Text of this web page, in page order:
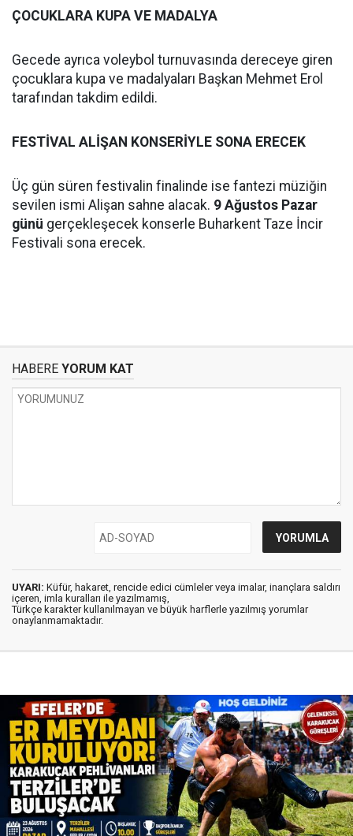
ÇOCUKLARA KUPA VE MADALYA
Gecede ayrıca voleybol turnuvasında dereceye giren
çocuklara kupa ve madalyaları Başkan Mehmet Erol
tarafından takdim edildi.
FESTİVAL ALİŞAN KONSERİYLE SONA ERECEK
Üç gün süren festivalin finalinde ise fantezi müziğin
sevilen ismi Alişan sahne alacak. 9 Ağustos Pazar
günü gerçekleşecek konserle Buharkent Taze İncir
Festivali sona erecek.
HABERE YORUM KAT
UYARI: Küfür, hakaret, rencide edici cümleler veya imalar, inançlara saldırı
içeren, imla kuralları ile yazılmamış,
Türkçe karakter kullanılmayan ve büyük harflerle yazılmış yorumlar
onaylanmamaktadır.